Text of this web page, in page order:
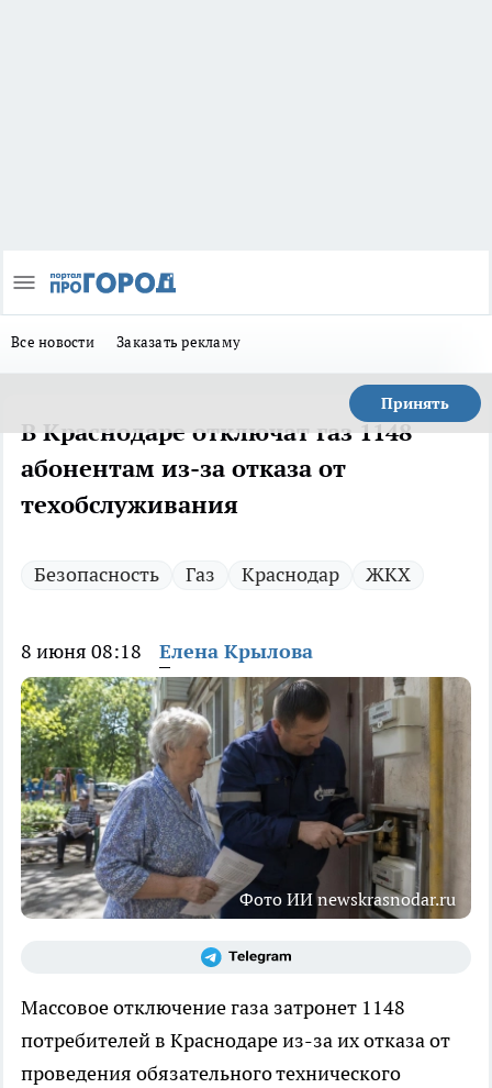
Все новости Заказать рекламу
Принять
В Краснодаре отключат газ 1148
абонентам из-за отказа от
техобслуживания
Безопасность Газ Краснодар ЖКХ
8 июня 08:18 Елена Крылова
Фото ИИ newskrasnodar.ru
Массовое отключение газа затронет 1148
потребителей в Краснодаре из-за их отказа от
проведения обязательного технического